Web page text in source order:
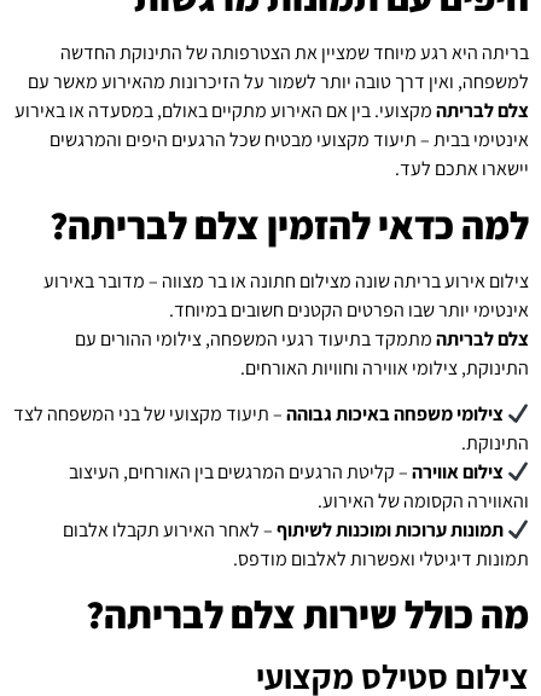
בריתה היא רגע מיוחד שמציין את הצטרפותה של התינוקת החדשה
למשפחה, ואין דרך טובה יותר לשמור על הזיכרונות מהאירוע מאשר עם
צלם לבריתהמקצועי. בין אם האירוע מתקיים באולם, במסעדה או באירוע
אינטימי בבית – תיעוד מקצועי מבטיח שכל הרגעים היפים והמרגשים
יישארו אתכם לעד.
למה כדאי להזמין צלם לבריתה?
צילום אירוע בריתה שונה מצילום חתונה או בר מצווה – מדובר באירוע
אינטימי יותר שבו הפרטים הקטנים חשובים במיוחד.
צלם לבריתהמתמקד בתיעוד רגעי המשפחה, צילומי ההורים עם
התינוקת, צילומי אווירה וחוויות האורחים.
צילומי משפחה באיכות גבוהה– תיעוד מקצועי של בני המשפחה לצד
התינוקת.
צילום אווירה– קליטת הרגעים המרגשים בין האורחים, העיצוב
והאווירה הקסומה של האירוע.
תמונות ערוכות ומוכנות לשיתוף– לאחר האירוע תקבלו אלבום
תמונות דיגיטלי ואפשרות לאלבום מודפס.
מה כולל שירות צלם לבריתה?
צילום סטילס מקצועי